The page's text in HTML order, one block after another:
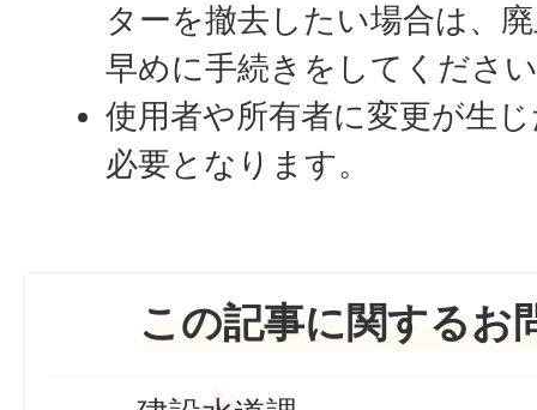
ターを撤去したい場合は、
早めに手続きをしてくださ
使用者や所有者に変更が生
必要となります。
この記事に関するお